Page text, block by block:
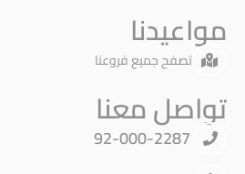
مواعيدنا
تصفح جميع فروعنا
تواصل معنا